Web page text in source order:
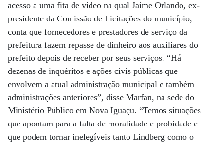
acesso a uma fita de vídeo na qual Jaime Orlando, ex-
presidente da Comissão de Licitações do município,
conta que fornecedores e prestadores de serviço da
prefeitura fazem repasse de dinheiro aos auxiliares do
prefeito depois de receber por seus serviços. “Há
dezenas de inquéritos e ações civis públicas que
envolvem a atual administração municipal e também
administrações anteriores”, disse Marfan, na sede do
Ministério Público em Nova Iguaçu. “Temos situações
que apontam para a falta de moralidade e probidade e
que podem tornar inelegíveis tanto Lindberg como o